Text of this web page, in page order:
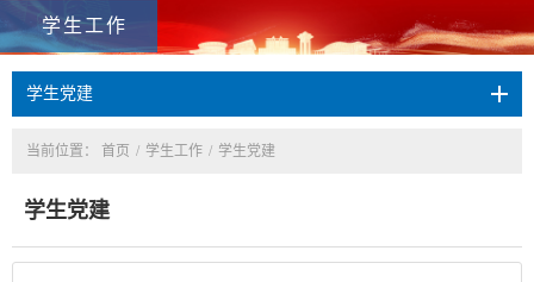
学生工作
学生党建
当前位置： 首页 / 学生工作 / 学生党建
学生党建